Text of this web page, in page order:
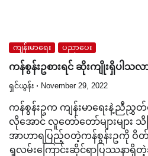
ကျန်းမာရေး ပညာပေး
ကန်စွန်းဥစားရင် ဆိုးကျိုးရှိပါသလာ
ရှင်ယွန်း November 29, 2022
ကန်စွန်းဥက ကျန်းမာရေးနဲ့ညီညွှ
လိုအောင် လူတော်တော်များများ သိပ
အာဟာရပြည့်ဝတဲ့ကန်စွန်းဥကို
ရှုလမ်းကြောင်းဆိုင်ရာပြဿနာရှိ